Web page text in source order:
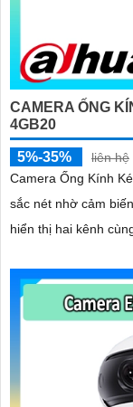
CAMERA ỐNG
4GB20
5%-35%
liên hệ
Camera Ống Kính
sắc nét nhờ cảm
hiển thị hai kênh